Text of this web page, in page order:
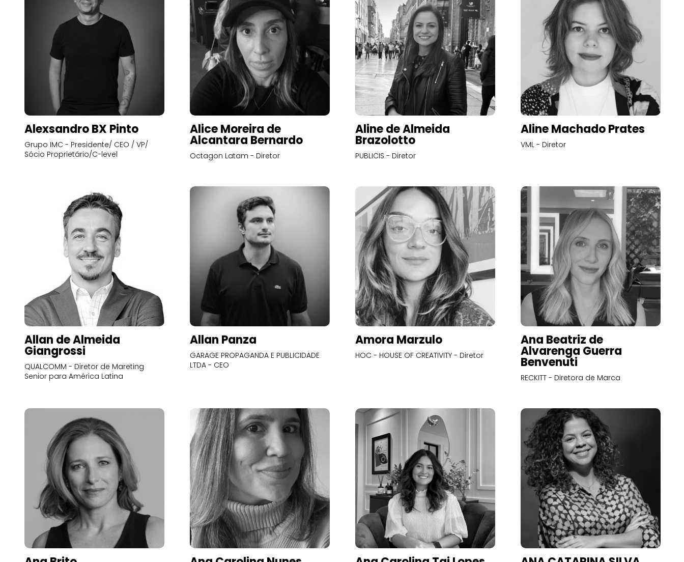
Alexsandro BX Pinto
Grupo IMC - Presidente/ CEO / VP/
Sócio Proprietário/C-level
Alice Moreira de
Alcantara Bernardo
Octagon Latam - Diretor
Aline de Almeida
Brazolotto
PUBLICIS - Diretor
Aline Machado Prates
VML - Diretor
Allan de Almeida
Giangrossi
QUALCOMM - Diretor de Mareting
Senior para América Latina
Allan Panza
GARAGE PROPAGANDA E PUBLICIDADE
LTDA - CEO
Amora Marzulo
HOC - HOUSE OF CREATIVITY - Diretor
Ana Beatriz de
Alvarenga Guerra
Benvenuti
RECKITT - Diretora de Marca